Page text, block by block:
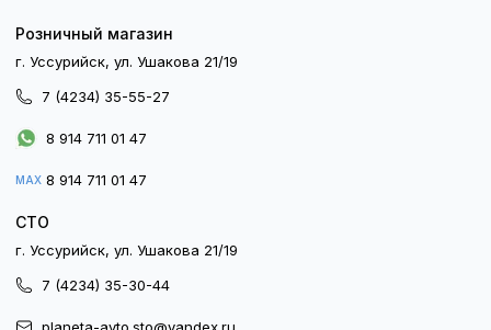
Розничный магазин
г. Уссурийск, ул. Ушакова 21/19
7 (4234) 35-55-27
8 914 711 01 47
MAX 8 914 711 01 47
СТО
г. Уссурийск, ул. Ушакова 21/19
7 (4234) 35-30-44